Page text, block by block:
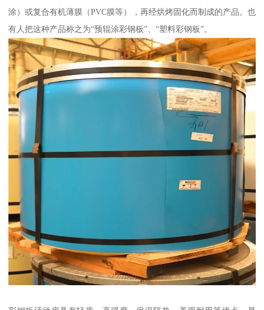
涂）或复合有机薄膜（PVC膜等），再经烘烤固化而制成的产品。也
有人把这种产品称之为“预辊涂彩钢板”、“塑料彩钢板”。